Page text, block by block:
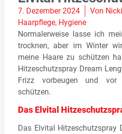
7. Dezember 2024 Von Nicki
Haarpflege, Hygiene
Normalerweise lasse ich
trocknen, aber im Winter
meine Haare zu schützen
Hitzeschutzspray Dream
Frizz vorbeugen und vor
schützen.
Das Elvital
Das Elvital Hitzeschutzspray